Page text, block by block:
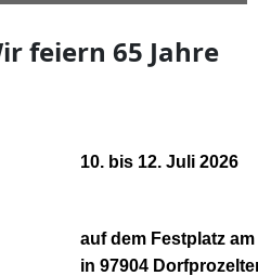
feiern 65 Jahre
10. bis 12. Juli 2026
auf dem Festplatz
in 97904